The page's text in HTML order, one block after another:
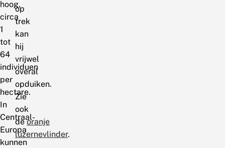
hoog,
circa
1
tot
64
individuen
per
hectare.
In
Centraal-
Europa
kunnen
op
trek
kan
hij
vrijwel
overal
opduiken.
Zie
ook
deoranje
luzernevlinder.